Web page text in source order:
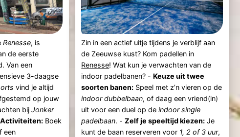
Renesse, is
de eerste
Van een
3-daagse
vind je altijd
op jouw
bijJonker
Boek
een
Zin in een actief uitje tijdens je verblijf aan
de Zeeuwse kust? Kom padellen in
Renesse! Wat kun je verwachten van de
indoor padelbanen? - Keuze uit twee
soorten banen: Speel met z’n vieren op de
indoor dubbelbaan, of daag een vriend(in)
uit voor een duel op deindoor single
padelbaan. -Zelf je speeltijd kiezen: Je
kunt de baan reserveren voor 1, 2 of 3 uur,